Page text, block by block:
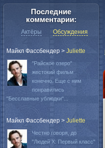
Последние
комментарии:
Актёры Обсуждения
Майкл Фассбендер > Juliette
"Райское озеро"
жестокий фильм
конечно. Еще с ним
понравились
"Бесславные ублюдки"...
Майкл Фассбендер > Juliette
Честно говоря, до
"Людей Х: Первый класс"